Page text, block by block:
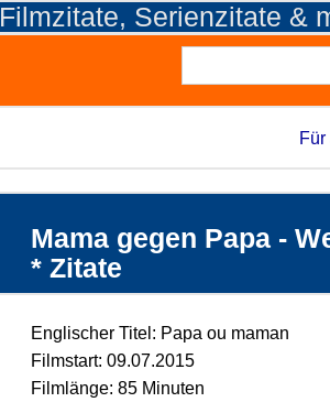
Filmzitate, Serienzitate &
Mama gegen Papa -
* Zitate
Englischer Titel: Papa ou maman
Filmstart: 09.07.2015
Filmlänge: 85 Minuten